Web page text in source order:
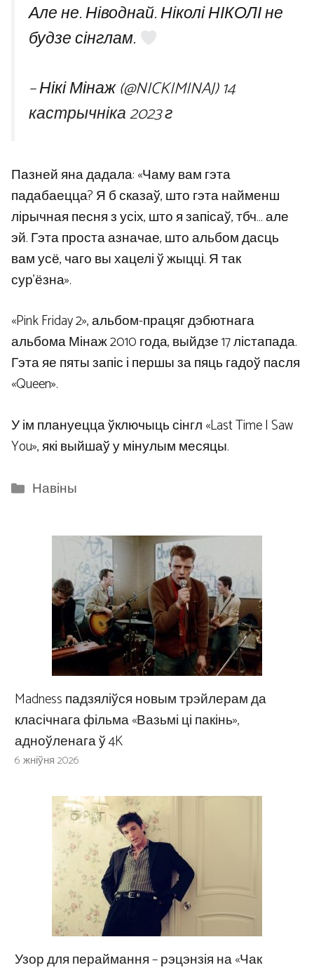
Але не. Ніводнай. Ніколі НІКОЛІ не
будзе сінглам.
– Нікі Мінаж (@NICKIMINAJ)14
кастрычніка 2023 г
Пазней яна дадала: «Чаму вам гэта
падабаецца? Я б сказаў, што гэта найменш
лірычная песня з усіх, што я запісаў, тбч… але
эй. Гэта проста азначае, што альбом дасць
вам усё, чаго вы хацелі ў жыцці. Я так
сур’ёзна».
«Pink Friday 2», альбом-працяг дэбютнага
альбома Мінаж 2010 года, выйдзе 17 лістапада.
Гэта яе пяты запіс і першы за пяць гадоў пасля
«Queen».
У ім плануецца ўключыць сінгл «Last Time I Saw
You», які выйшаў у мінулым месяцы.
Categories
Навіны
Madness падзяліўся новым трэйлерам да
класічнага фільма «Вазьмі ці пакінь»,
адноўленага ў 4K
6 жніўня 2026
Узор для пераймання – рэцэнзія на «Чак